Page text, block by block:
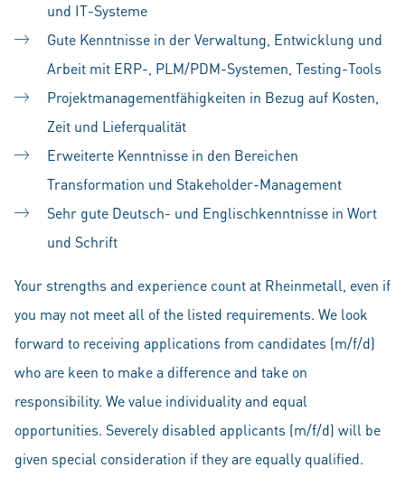
und IT-Systeme
Gute Kenntnisse in der Verwaltung, Entwicklung und
Arbeit mit ERP-, PLM/PDM-Systemen, Testing-Tools
Projektmanagementfähigkeiten in Bezug auf Kosten,
Zeit und Lieferqualität
Erweiterte Kenntnisse in den Bereichen
Transformation und Stakeholder-Management
Sehr gute Deutsch- und Englischkenntnisse in Wort
und Schrift
Your strengths and experience count at Rheinmetall, even if
you may not meet all of the listed requirements. We look
forward to receiving applications from candidates (m/f/d)
who are keen to make a difference and take on
responsibility. We value individuality and equal
opportunities. Severely disabled applicants (m/f/d) will be
given special consideration if they are equally qualified.